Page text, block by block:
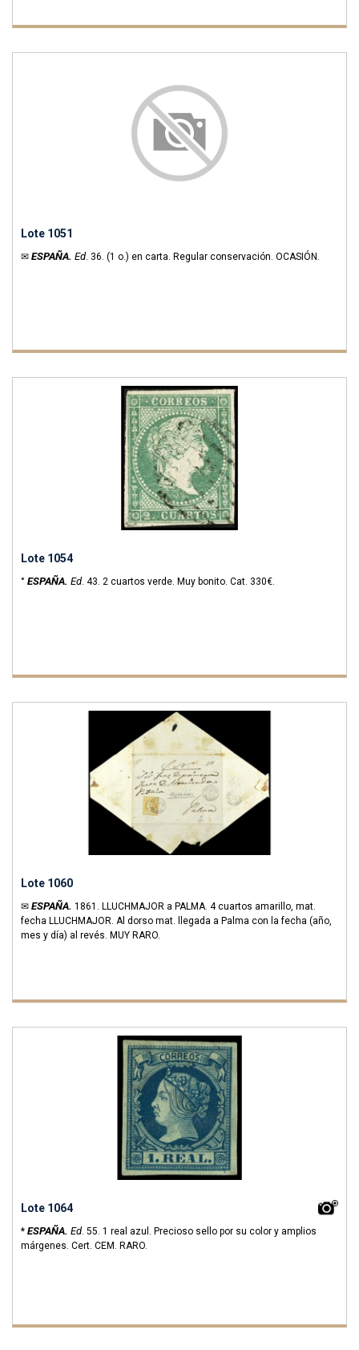
Lote 1051
✉ ESPAÑA. Ed. 36. (1 o.) en carta. Regular conservación. OCASIÓN.
Lote 1054
° ESPAÑA. Ed. 43. 2 cuartos verde. Muy bonito. Cat. 330€.
Lote 1060
✉ ESPAÑA. 1861. LLUCHMAJOR a PALMA. 4 cuartos amarillo, mat.
fecha LLUCHMAJOR. Al dorso mat. llegada a Palma con la fecha (año,
mes y día) al revés. MUY RARO.
Lote 1064
* ESPAÑA. Ed. 55. 1 real azul. Precioso sello por su color y amplios
márgenes. Cert. CEM. RARO.